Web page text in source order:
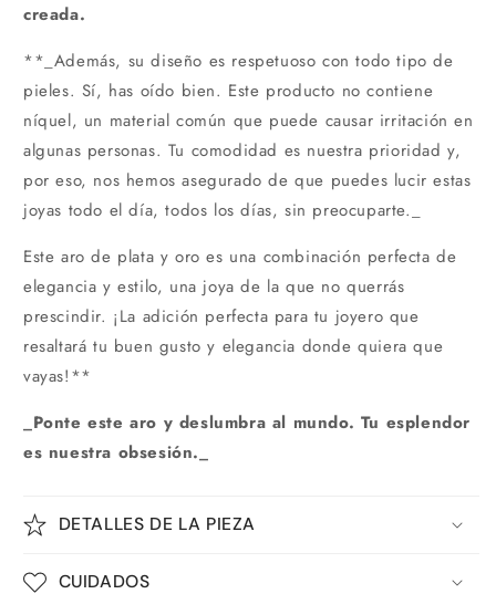
creada.
**_Además, su diseño es respetuoso con todo tipo de
pieles. Sí, has oído bien. Este producto no contiene
níquel, un material común que puede causar irritación en
algunas personas. Tu comodidad es nuestra prioridad y,
por eso, nos hemos asegurado de que puedes lucir estas
joyas todo el día, todos los días, sin preocuparte._
Este aro de plata y oro es una combinación perfecta de
elegancia y estilo, una joya de la que no querrás
prescindir. ¡La adición perfecta para tu joyero que
resaltará tu buen gusto y elegancia donde quiera que
vayas!**
_Ponte este aro y deslumbra al mundo. Tu esplendor
es nuestra obsesión._
DETALLES DE LA PIEZA
CUIDADOS